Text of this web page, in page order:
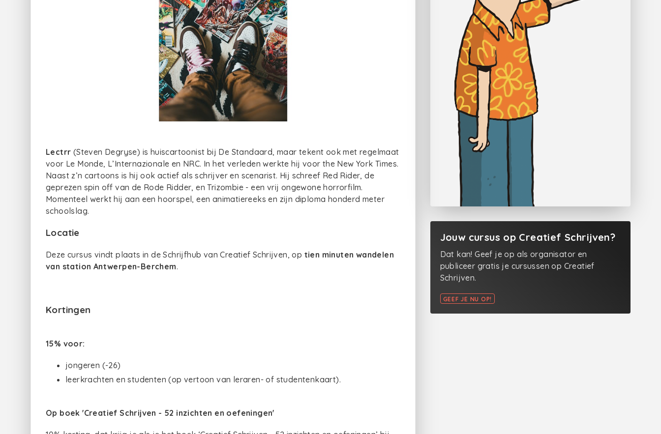
Lectrr (Steven Degryse) is huiscartoonist bij De Standaard, maar tekent ook met regelmaat
voor Le Monde, L’Internazionale en NRC. In het verleden werkte hij voor the New York Times.
Naast z’n cartoons is hij ook actief als schrijver en scenarist. Hij schreef Red Rider, de
geprezen spin off van de Rode Ridder, en Trizombie - een vrij ongewone horrorfilm.
Momenteel werkt hij aan een hoorspel, een animatiereeks en zijn diploma honderd meter
schoolslag.
Locatie
Deze cursus vindt plaats in de Schrijfhub van Creatief Schrijven, op tien minuten wandelen
van station Antwerpen-Berchem.
Kortingen
15% voor:
jongeren (-26)
leerkrachten en studenten (op vertoon van leraren- of studentenkaart).
Op boek 'Creatief Schrijven - 52 inzichten en oefeningen'
Jouw cursus op Creatief Schrijven?
Dat kan! Geef je op als organisator en
publiceer gratis je cursussen op Creatief
Schrijven.
GEEF JE NU OP!